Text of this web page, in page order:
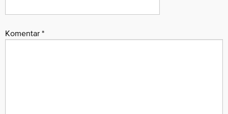
Komentar *